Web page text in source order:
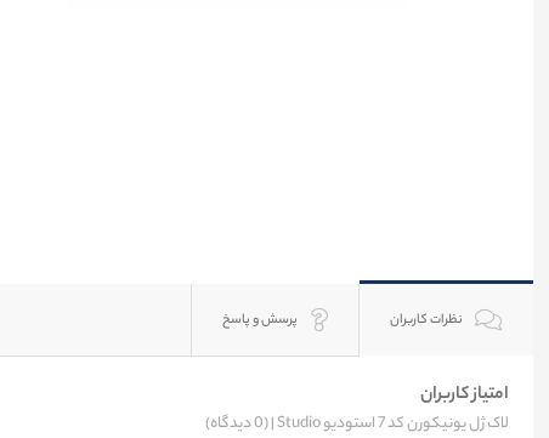
نظرات کاربران پرسش و پاسخ
امتیاز کاربران
لاک ژل یونیکورن کد 7 استودیو Studio | (0 دیدگاه)